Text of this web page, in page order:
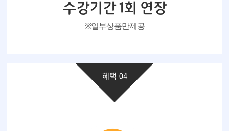
수강기간 1회 연장
※ 일부 상품만 제공
혜택 04